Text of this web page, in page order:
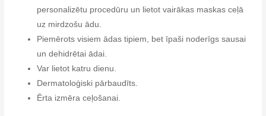
personalizētu procedūru un lietot vairākas maskas ceļā
uz mirdzošu ādu.
Piemērots visiem ādas tipiem, bet īpaši noderīgs sausai
un dehidrētai ādai.
Var lietot katru dienu.
Dermatoloģiski pārbaudīts.
Ērta izmēra ceļošanai.